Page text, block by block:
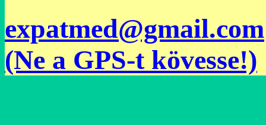
expatmed@gmail.com
(Ne a GPS-t kövesse!)